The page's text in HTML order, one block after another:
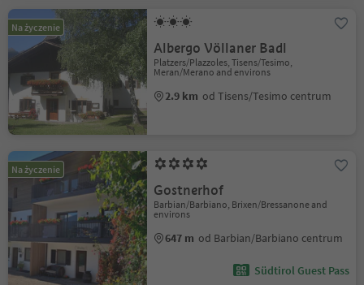
Na życzenie
Albergo Völlaner Badl
Platzers/Plazzoles, Tisens/Tesimo,
Meran/Merano and environs
2.9 km od Tisens/Tesimo centrum
Na życzenie
Gostnerhof
Barbian/Barbiano, Brixen/Bressanone and
environs
647 m od Barbian/Barbiano centrum
Südtirol Guest Pass